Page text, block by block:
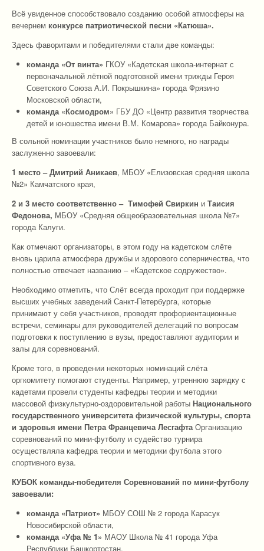
Всё увиденное способствовало созданию особой атмосферы на
вечернем конкурсе патриотической песни «Катюша».
Здесь фаворитами и победителями стали две команды:
команда «От винта» ГКОУ «Кадетская школа-интернат с
первоначальной лётной подготовкой имени трижды Героя
Советского Союза А.И. Покрышкина» города Фрязино
Московской области,
команда «Космодром» ГБУ ДО «Центр развития творчества
детей и юношества имени В.М. Комарова» города Байконура.
В сольной номинации участников было немного, но награды
заслуженно завоевали:
1 место – Дмитрий Аникаев, МБОУ «Елизовская средняя школа
№2» Камчатского края,
2 и 3 место соответственно – Тимофей Свиркин и Таисия
Федонова, МБОУ «Средняя общеобразовательная школа №7»
города Калуги.
Как отмечают организаторы, в этом году на кадетском слёте
вновь царила атмосфера дружбы и здорового соперничества, что
полностью отвечает названию – «Кадетское содружество».
Необходимо отметить, что Слёт всегда проходит при поддержке
высших учебных заведений Санкт-Петербурга, которые
принимают у себя участников, проводят профориентационные
встречи, семинары для руководителей делегаций по вопросам
подготовки к поступлению в вузы, предоставляют аудитории и
залы для соревнований.
Кроме того, в проведении некоторых номинаций слёта
оргкомитету помогают студенты. Например, утреннюю зарядку с
кадетами провели студенты кафедры теории и методики
массовой физкультурно-оздоровительной работы Национального
государственного университета физической культуры, спорта
и здоровья имени Петра Францевича Лесгафта Организацию
соревнований по мини-футболу и судейство турнира
осуществляла кафедра теории и методики футбола этого
спортивного вуза.
КУБОК команды-победителя Соревнований по мини-футболу
завоевали:
команда «Патриот» МБОУ СОШ № 2 города Карасук
Новосибирской области,
команда «Уфа № 1» МАОУ Школа № 41 города Уфа
Республики Башкортостан.